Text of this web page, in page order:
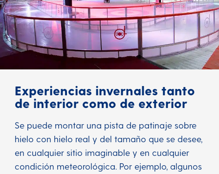
Experiencias invernales tanto
de interior como de exterior
Se puede montar una pista de patinaje sobre
hielo con hielo real y del tamaño que se desee,
en cualquier sitio imaginable y en cualquier
condición meteorológica. Por ejemplo, algunos